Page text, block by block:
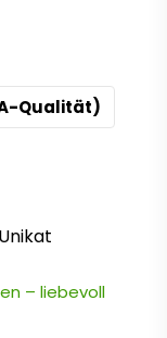
Qualität)
– liebevoll